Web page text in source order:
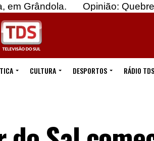
Opinião: Quebremos o
CULTURA DESPORTOS RÁDIO TDS